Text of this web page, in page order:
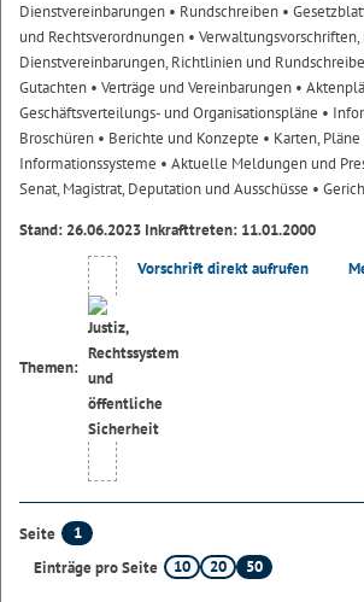
Dienstvereinbarungen • Rundschreiben •
und Rechtsverordnungen •
Dienstvereinbarungen, Richtlinien und
Gutachten • Verträge und Vereinbarungen •
Geschäftsverteilungs- und Organisationspläne •
Broschüren • Berichte und Konzepte • Karten,
Informationssysteme • Aktuelle Meldungen und
Senat, Magistrat, Deputation und Ausschüsse •
Stand: 26.06.2023 Inkrafttreten: 11.01.2000
Themen:
Vorschrift direkt aufrufen
Seite
1
Einträge pro Seite
10 20 50